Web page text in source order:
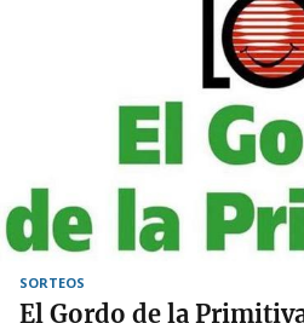
SORTEOS
El Gordo de la